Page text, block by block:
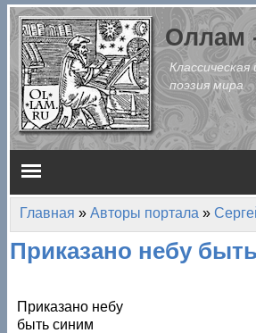
Перейти к основному содержанию
Оллам
поэзия мира
Главное меню
Вы здесь
Главная » Авторы портала »
Приказано небу
Приказано небу
быть синим